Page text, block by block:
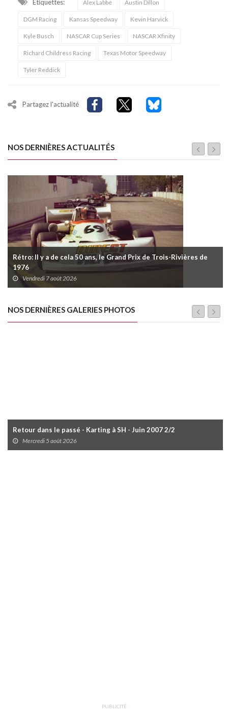
Étiquettes: Alex Labbé Austin Dillon
DGM Racing Kansas Speedway Kevin Harvick
Kyle Busch NASCAR Cup Series NASCAR Xfinity
Richard Childress Racing Texas Motor Speedway
Tyler Reddick
Partagez l'actualité
NOS DERNIÈRES ACTUALITÉS
Rétro: Il y a de cela 50 ans, le Grand Prix de Trois-Rivières de
1976
Vendredi 7 août 2026
NOS DERNIÈRES GALERIES PHOTOS
Retour dans le passé - Karting à SH - Juin 2007 2/2
Mercredi 5 août 2026
PUBLICITÉ